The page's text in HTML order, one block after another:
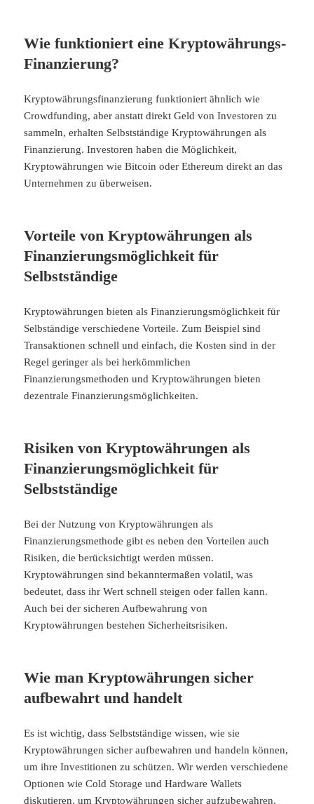
Wie funktioniert eine Kryptowährungs-
Finanzierung?
Kryptowährungsfinanzierung funktioniert ähnlich wie
Crowdfunding, aber anstatt direkt Geld von Investoren zu
sammeln, erhalten Selbstständige Kryptowährungen als
Finanzierung. Investoren haben die Möglichkeit,
Kryptowährungen wie Bitcoin oder Ethereum direkt an das
Unternehmen zu überweisen.
Vorteile von Kryptowährungen als
Finanzierungsmöglichkeit für
Selbstständige
Kryptowährungen bieten als Finanzierungsmöglichkeit für
Selbständige verschiedene Vorteile. Zum Beispiel sind
Transaktionen schnell und einfach, die Kosten sind in der
Regel geringer als bei herkömmlichen
Finanzierungsmethoden und Kryptowährungen bieten
dezentrale Finanzierungsmöglichkeiten.
Risiken von Kryptowährungen als
Finanzierungsmöglichkeit für
Selbstständige
Bei der Nutzung von Kryptowährungen als
Finanzierungsmethode gibt es neben den Vorteilen auch
Risiken, die berücksichtigt werden müssen.
Kryptowährungen sind bekanntermaßen volatil, was
bedeutet, dass ihr Wert schnell steigen oder fallen kann.
Auch bei der sicheren Aufbewahrung von
Kryptowährungen bestehen Sicherheitsrisiken.
Wie man Kryptowährungen sicher
aufbewahrt und handelt
Es ist wichtig, dass Selbstständige wissen, wie sie
Kryptowährungen sicher aufbewahren und handeln können,
um ihre Investitionen zu schützen. Wir werden verschiedene
Optionen wie Cold Storage und Hardware Wallets
diskutieren, um Kryptowährungen sicher aufzubewahren.